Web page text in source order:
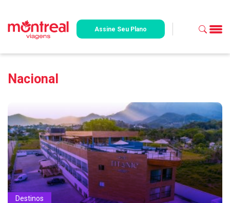
Assine Seu Plano
Nacional
Destinos